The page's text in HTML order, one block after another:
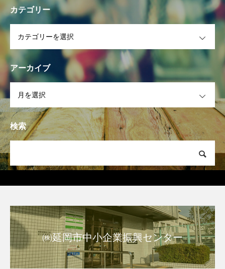
カテゴリー
アーカイブ
検索
㈱延岡市中小企業振興センター